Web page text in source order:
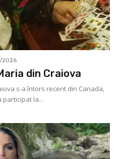
din Craiova
s-a întors recent din Canada,
participat la...